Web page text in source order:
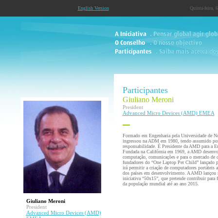
English Version Quinta-feira,
Giuliano Meroni
President
Advanced Micro Devices (AMD)
Participantes
Giuliano Meroni
President
Advanced Micro Devices (AMD) EMEA
Formado em Engenharia pela Universidade de
ingressou na ADM em 1980, tendo assumido
responsabilidade. É Presidente da AMD para a
Fundada na Califórnia em 1969, a AMD
computação, comunicações e para o mercado
fundadores do “One Laptop Per Child” lançado
irá permitir a criação de computadores portáteis
dos países em desenvolvimento. A AMD
iniciativa “50x15”, que pretende contribuir para
da população mundial até ao ano 2015.